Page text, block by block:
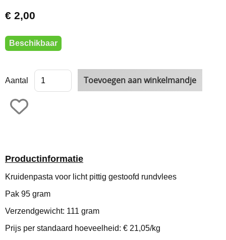
€ 2,00
Beschikbaar
Aantal
Productinformatie
Kruidenpasta voor licht pittig gestoofd rundvlees
Pak 95 gram
Verzendgewicht: 111 gram
Prijs per standaard hoeveelheid: € 21,05/kg